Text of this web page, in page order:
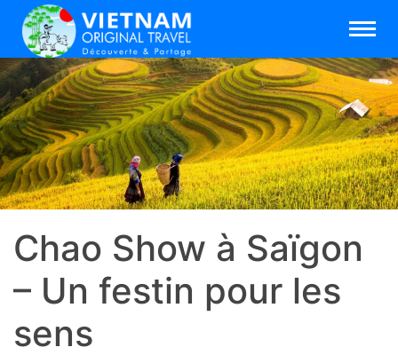
Chao Show à Saïgon
– Un festin pour les
sens